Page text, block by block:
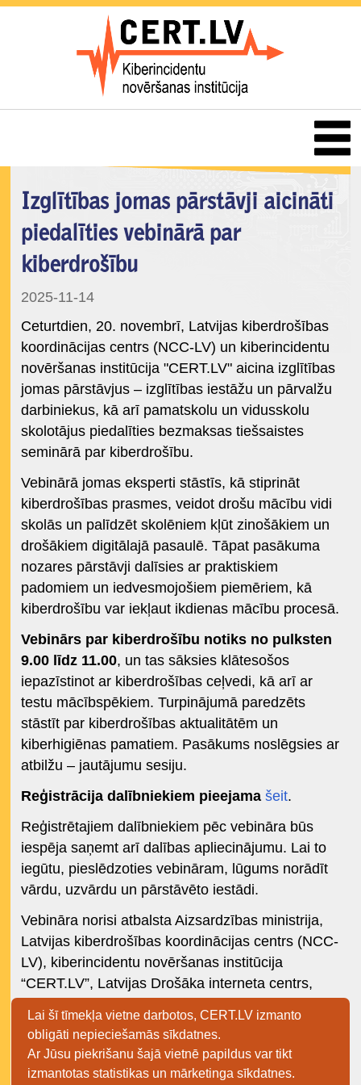
Lai šī tīmekļa vietne darbotos, CERT.LV izmanto
obligāti nepieciešamās sīkdatnes.
Ar Jūsu piekrišanu šajā vietnē papildus var tikt
izmantotas statistikas un mārketinga sīkdatnes.
Izglītības jomas pārstāvji aicināti
piedalīties vebinārā par
kiberdrošību
2025-11-14
Ceturtdien, 20. novembrī, Latvijas kiberdrošības
koordinācijas centrs (NCC-LV) un kiberincidentu
novēršanas institūcija "CERT.LV" aicina izglītības
jomas pārstāvjus – izglītības iestāžu un pārvalžu
darbiniekus, kā arī pamatskolu un vidusskolu
skolotājus piedalīties bezmaksas tiešsaistes
seminārā par kiberdrošību.
Vebinārā jomas eksperti stāstīs, kā stiprināt
kiberdrošības prasmes, veidot drošu mācību vidi
skolās un palīdzēt skolēniem kļūt zinošākiem un
drošākiem digitālajā pasaulē. Tāpat pasākuma
nozares pārstāvji dalīsies ar praktiskiem
padomiem un iedvesmojošiem piemēriem, kā
kiberdrošību var iekļaut ikdienas mācību procesā.
Vebinārs par kiberdrošību notiks no pulksten
9.00 līdz 11.00, un tas sāksies klātesošos
iepazīstinot ar kiberdrošības ceļvedi, kā arī ar
testu mācībspēkiem. Turpinājumā paredzēts
stāstīt par kiberdrošības aktualitātēm un
kiberhigiēnas pamatiem. Pasākums noslēgsies ar
atbilžu – jautājumu sesiju.
Reģistrācija dalībniekiem pieejama šeit.
Reģistrētajiem dalībniekiem pēc vebināra būs
iespēja saņemt arī dalības apliecinājumu. Lai to
iegūtu, pieslēdzoties vebināram, lūgums norādīt
vārdu, uzvārdu un pārstāvēto iestādi.
Vebināra norisi atbalsta Aizsardzības ministrija,
Latvijas kiberdrošības koordinācijas centrs (NCC-
LV), kiberincidentu novēršanas institūcija
“CERT.LV”, Latvijas Drošāka interneta centrs,
līdzfinansē Eiropas Savienība.